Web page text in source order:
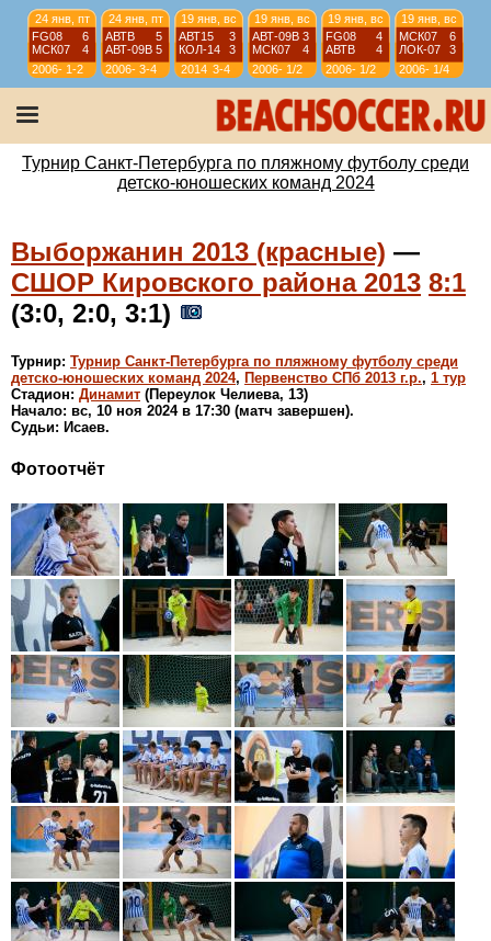
24 янв, пт
FG08
6
МСК07
4
2006-
07
1-2
24 янв, пт
АВТВ
5
АВТ-09B 5
2006-
07
3-4
19 янв, вс
АВТ15
3
КОЛ-14
3
2014 3-4
19 янв, вс
АВТ-09B 3
МСК07
4
2006-
07
1/2
19 янв, вс
FG08
4
АВТВ
4
2006-
07
1/2
19 янв, вс
МСК07
6
ЛОК-07
3
2006-
07
1/4
07
12 янв, вс
АВТ-09B 6
ЛИС08
4
07
12 янв, вс
ИСКР-07 5
СШЛ08R 3
07
12 янв, вс
ИС-08
1
МСК08
4
07
Турнир Санкт-Петербурга по пляжному футболу среди
детско-юношеских команд 2024
Выборжанин 2013 (красные) —
СШОР Кировского района 2013 8:1
(3:0, 2:0, 3:1)
Турнир: Турнир Санкт-Петербурга по пляжному футболу среди
детско-юношеских команд 2024, Первенство СПб 2013 г.р., 1 тур
Стадион: Динамит (Переулок Челиева, 13)
Начало: вс, 10 ноя 2024 в 17:30 (матч завершен).
Судьи: Исаев.
Фотоотчёт